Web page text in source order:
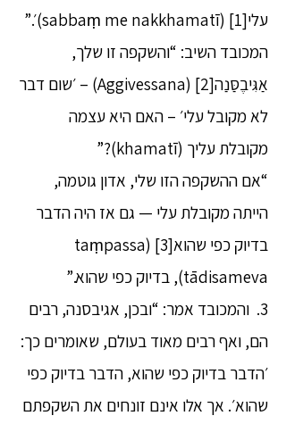
עלי[1] (sabbaṃ me nakkhamatī)׳.”
המכובד השיב: “והשקפה זו שלך,
אַגִּיבֶסַּנַה[2] (Aggivessana) – ׳שום דבר
לא מקובל עלי׳ – האם היא עצמה
מקובלת עליך (khamatī)?”
“אם ההשקפה הזו שלי, אדון גוטמה,
הייתה מקובלת עלי — גם אז היה הדבר
בדיוק כפי שהוא[3] (taṃpassa
tādisameva), בדיוק כפי שהוא.”
3. והמכובד אמר: “ובכן, אגיבסנה, רבים
הם, ואף רבים מאוד בעולם, שאומרים כך:
׳הדבר בדיוק כפי שהוא, הדבר בדיוק כפי
שהוא׳. אך אלו אינם זונחים את השקפתם